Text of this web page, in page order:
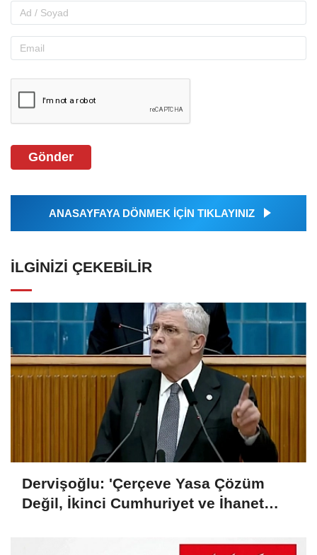
Gönder
ANASAYFAYA DÖNMEK İÇİN TIKLAYINIZ
İLGINIZI ÇEKEBILIR
Dervişoğlu: 'Çerçeve Yasa Çözüm
Değil, İkinci Cumhuriyet ve İhanet